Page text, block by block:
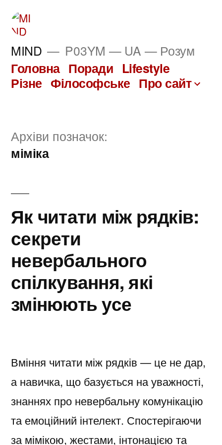
Перейти
вмісту
MIND P03YM — UA — Розум
Головна Поради Lifestyle
Різне Філософське Про сайт
Архіви позначок:
міміка
Як читати між рядків:
секрети
невербального
спілкування, які
змінюють усе
Вміння читати між рядків — це не дар,
а навичка, що базується на уважності,
знаннях про невербальну комунікацію
та емоційний інтелект. Спостерігаючи
за мімікою, жестами, інтонацією та